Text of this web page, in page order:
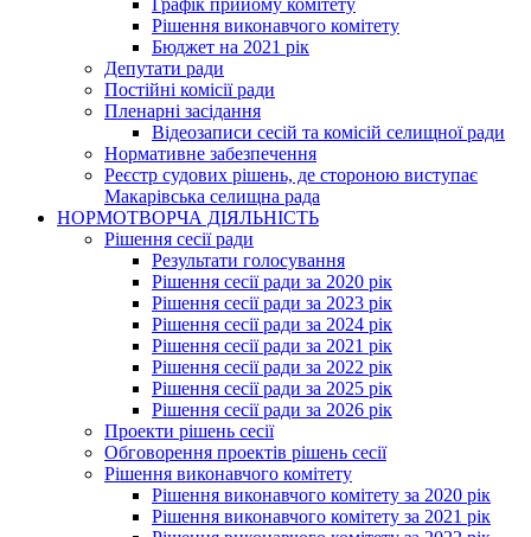
Графік прийому комітету
Рішення виконавчого комітету
Бюджет на 2021 рік
Депутати ради
Постійні комісії ради
Пленарні засідання
Відеозаписи сесій та комісій селищної ради
Нормативне забезпечення
Реєстр судових рішень, де стороною виступає
Макарівська селищна рада
НОРМОТВОРЧА ДІЯЛЬНІСТЬ
Рішення сесії ради
Результати голосування
Рішення сесії ради за 2020 рік
Рішення сесії ради за 2023 рік
Рішення сесії ради за 2024 рік
Рішення сесії ради за 2021 рік
Рішення сесії ради за 2022 рік
Рішення сесії ради за 2025 рік
Рішення сесії ради за 2026 рік
Проекти рішень сесії
Обговорення проектів рішень сесії
Рішення виконавчого комітету
Рішення виконавчого комітету за 2020 рік
Рішення виконавчого комітету за 2021 рік